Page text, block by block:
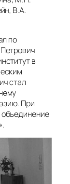
В.А.
по
в
стал
При
объединение